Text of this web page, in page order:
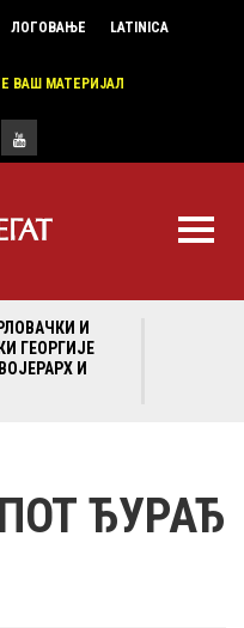
ЛОГОВАЊЕ LATINICA
ВАШ МАТЕРИЈАЛ
И
ГЕОРГИЈЕ
И
ЂУРАЂ